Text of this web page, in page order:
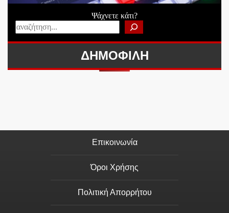
Ψάχνετε κάτι?
ΔΗΜΟΦΙΛΗ
Επικοινωνία
Όροι Χρήσης
Πολιτική Απορρήτου